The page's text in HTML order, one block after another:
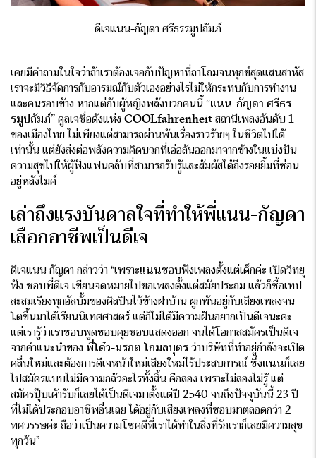
ดีเจแนน-กัญดา ศรีธรรมูปถัมภ์
เคยมีคำถามในใจว่าถ้าเราต้องเจอกับปัญหาที่ถาโถมจนทุกข์สุดแสนสาหัส
เราจะมีวิธีจัดการกับอารมณ์กับตัวเองอย่างไรไม่ให้กระทบกับการทำงาน
และคนรอบข้าง หากแต่กับผู้หญิงพลังบวกคนนี้ “แนน-กัญดา ศรีธร
รมูปถัมภ์” คูลเจชื่อดังแห่ง COOLfahrenheit สถานีเพลงอันดับ 1
ของเมืองไทย ไม่เพียงแต่สามารถผ่านพ้นเรื่องราวร้ายๆ ในชีวิตไปได้
เท่านั้น แต่ยังส่งต่อพลังความคิดบวกที่เอ่อล้นออกมาจากข้างในแบ่งปัน
ความสุขไปให้ผู้ฟังแฟนคลับที่สามารถรับรู้และสัมผัสได้ถึงรอยยิ้มที่ซ่อน
อยู่หลังไมค์
เล่าถึงแรงบันดาลใจที่ทำให้พี่แนน-กัญดา
เลือกอาชีพเป็นดีเจ
ดีเจแนน กัญดา กล่าวว่า “เพราะแนนชอบฟังเพลงตั้งแต่เด็กค่ะ เปิดวิทยุ
ฟัง ชอบพี่ดีเจ เขียนจดหมายไปขอเพลงตั้งแต่สมัยประถม แล้วก็ซื้อเทป
สะสมเรียงทุกอัลบั้มของศิลปินไว้ข้างฝาบ้าน ผูกพันอยู่กับเสียงเพลงจน
โตขึ้นมาได้เรียนนิเทศศาสตร์ แต่ก็ไม่ได้มีความฝันอยากเป็นดีเจนะคะ
แต่เรารู้ว่าเราชอบพูดชอบคุยชอบแสดงออก จนได้โอกาสสมัครเป็นดีเจ
จากคำแนะนำของ พี่โด๋ว-มรกต โกมลบุตร ว่าบริษัทที่ทำอยู่กำลังจะเปิด
คลื่นใหม่และต้องการดีเจหน้าใหม่เสียงใหม่ไร้ประสบการณ์ ซึ่งแนนก็เลย
ไปสมัครแบบไม่มีความกลัวอะไรทั้งสิ้น คือลอง เพราะไม่ลองไม่รู้ แต่
สมัครปุ๊บเค้ารับก็เลยได้เป็นดีเจมาตั้งแต่ปี 2540 จนถึงปัจจุบันนี้ 23 ปี
ที่ไม่ได้ประกอบอาชีพอื่นเลย ได้อยู่กับเสียงเพลงที่ชอบมาตลอดกว่า 2
ทศวรรษค่ะ ถือว่าเป็นความโชคดีที่เราได้ทำในสิ่งที่รักเราก็เลยมีความสุข
ทุกวัน”